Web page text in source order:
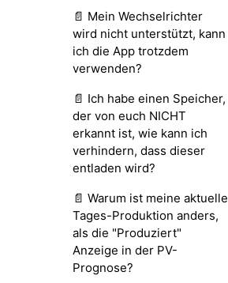
📄 Mein Wechselrichter
wird nicht unterstützt, kann
ich die App trotzdem
verwenden?
📄 Ich habe einen Speicher,
der von euch NICHT
erkannt ist, wie kann ich
verhindern, dass dieser
entladen wird?
📄 Warum ist meine aktuelle
Tages-Produktion anders,
als die "Produziert"
Anzeige in der PV-
Prognose?